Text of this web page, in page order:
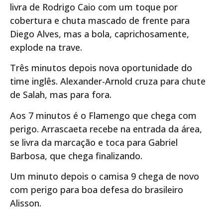
livra de Rodrigo Caio com um toque por
cobertura e chuta mascado de frente para
Diego Alves, mas a bola, caprichosamente,
explode na trave.
Três minutos depois nova oportunidade do
time inglês. Alexander-Arnold cruza para chute
de Salah, mas para fora.
Aos 7 minutos é o Flamengo que chega com
perigo. Arrascaeta recebe na entrada da área,
se livra da marcação e toca para Gabriel
Barbosa, que chega finalizando.
Um minuto depois o camisa 9 chega de novo
com perigo para boa defesa do brasileiro
Alisson.